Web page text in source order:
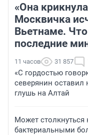
«Она
Москвичка
Вьетнаме.
последние
11 часов 31 857
«С гордостью
северянин
глушь на Алтай
Может
бактериальными